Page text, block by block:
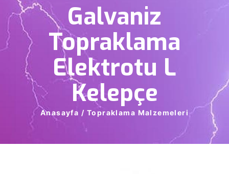
Galvaniz
Topraklama
Elektrotu L
Kelepçe
Anasayfa / Topraklama Malzemeleri